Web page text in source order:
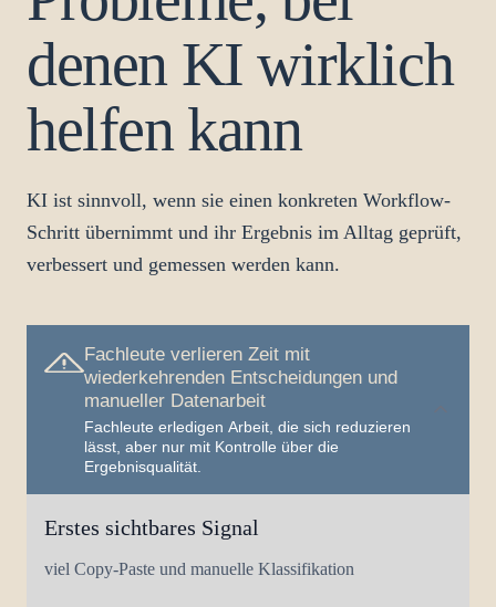
denen KI wirklich
helfen kann
KI ist sinnvoll, wenn sie einen konkreten Workflow-
Schritt übernimmt und ihr Ergebnis im Alltag geprüft,
verbessert und gemessen werden kann.
Fachleute verlieren Zeit mit
wiederkehrenden Entscheidungen und
manueller Datenarbeit
Fachleute erledigen Arbeit, die sich reduzieren
lässt, aber nur mit Kontrolle über die
Ergebnisqualität.
Erstes sichtbares Signal
viel Copy-Paste und manuelle Klassifikation